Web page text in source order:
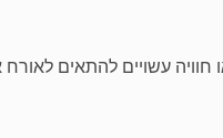
חוויה עשויים להתאים